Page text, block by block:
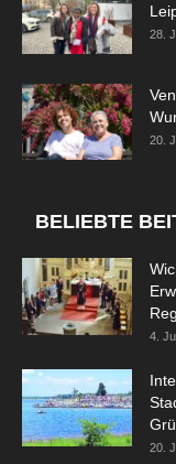
28.
20.
BELIEBTE
4.
20.